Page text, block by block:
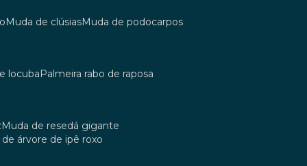
muda de clúsias muda de podocarpos
locuba palmeira rabo de raposa
muda de resedá gigante
de árvore de ipê roxo